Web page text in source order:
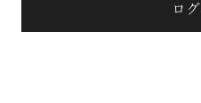
吹越 満
ロ